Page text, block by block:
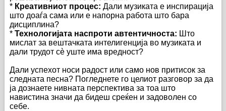
* Креативниот процес: Дали музиката е инспирација
што доаѓа сама или е напорна работа што бара
дисциплина?
* Технологијата наспроти автентичноста: Што
мислат за вештачката интелигенција во музиката и
дали трудот сè уште има вредност?
Дали успехот носи радост или само нов притисок за
следната песна? Погледнете го целиот разговор за да
ја дознаете нивната перспектива за тоа што
навистина значи да бидеш среќен и задоволен со
себе.